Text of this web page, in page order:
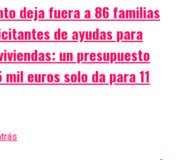
deja fuera a 86 familias
de ayudas para
un presupuesto
euros solo da para 11